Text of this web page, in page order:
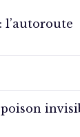
l’autoroute